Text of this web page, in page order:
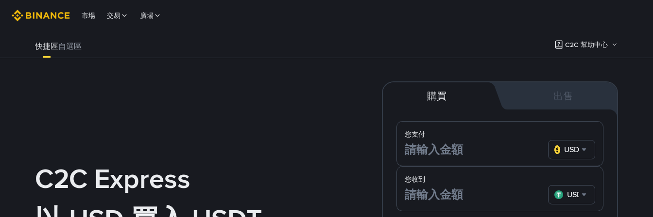
市場 交易 廣場
快捷區自選區 C2C 幫助中心
C2C Express
購買 出售
您支付
USD
您收到
USDT